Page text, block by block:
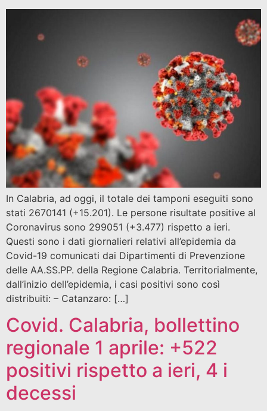
In Calabria, ad oggi, il totale dei tamponi eseguiti sono
stati 2670141 (+15.201). Le persone risultate positive al
Coronavirus sono 299051 (+3.477) rispetto a ieri.
Questi sono i dati giornalieri relativi all’epidemia da
Covid-19 comunicati dai Dipartimenti di Prevenzione
delle AA.SS.PP. della Regione Calabria. Territorialmente,
dall’inizio dell’epidemia, i casi positivi sono così
distribuiti: – Catanzaro: […]
Covid. Calabria, bollettino
regionale 1 aprile: +522
positivi rispetto a ieri, 4 i
decessi